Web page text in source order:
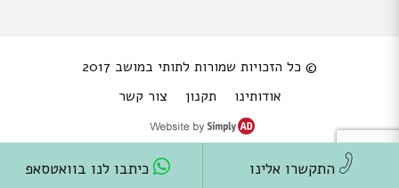
© כל הזכויות שמורות לתותי במושב 2017
אודותינו
תקנון צור קשר
התקשרו אלינו כיתבו לנו בוואטסאפ